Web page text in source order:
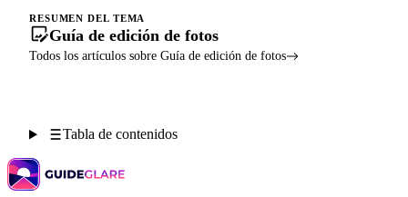
RESUMEN DEL TEMA
Guía de edición de fotos
Todos los artículos sobre Guía de edición de fotos
Tabla de contenidos